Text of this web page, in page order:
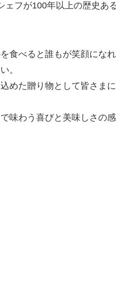
ェフが100年以上の歴史あ
食べると誰もが笑顔にな
。
めた贈り物として皆さま
で味わう喜びと美味しさの